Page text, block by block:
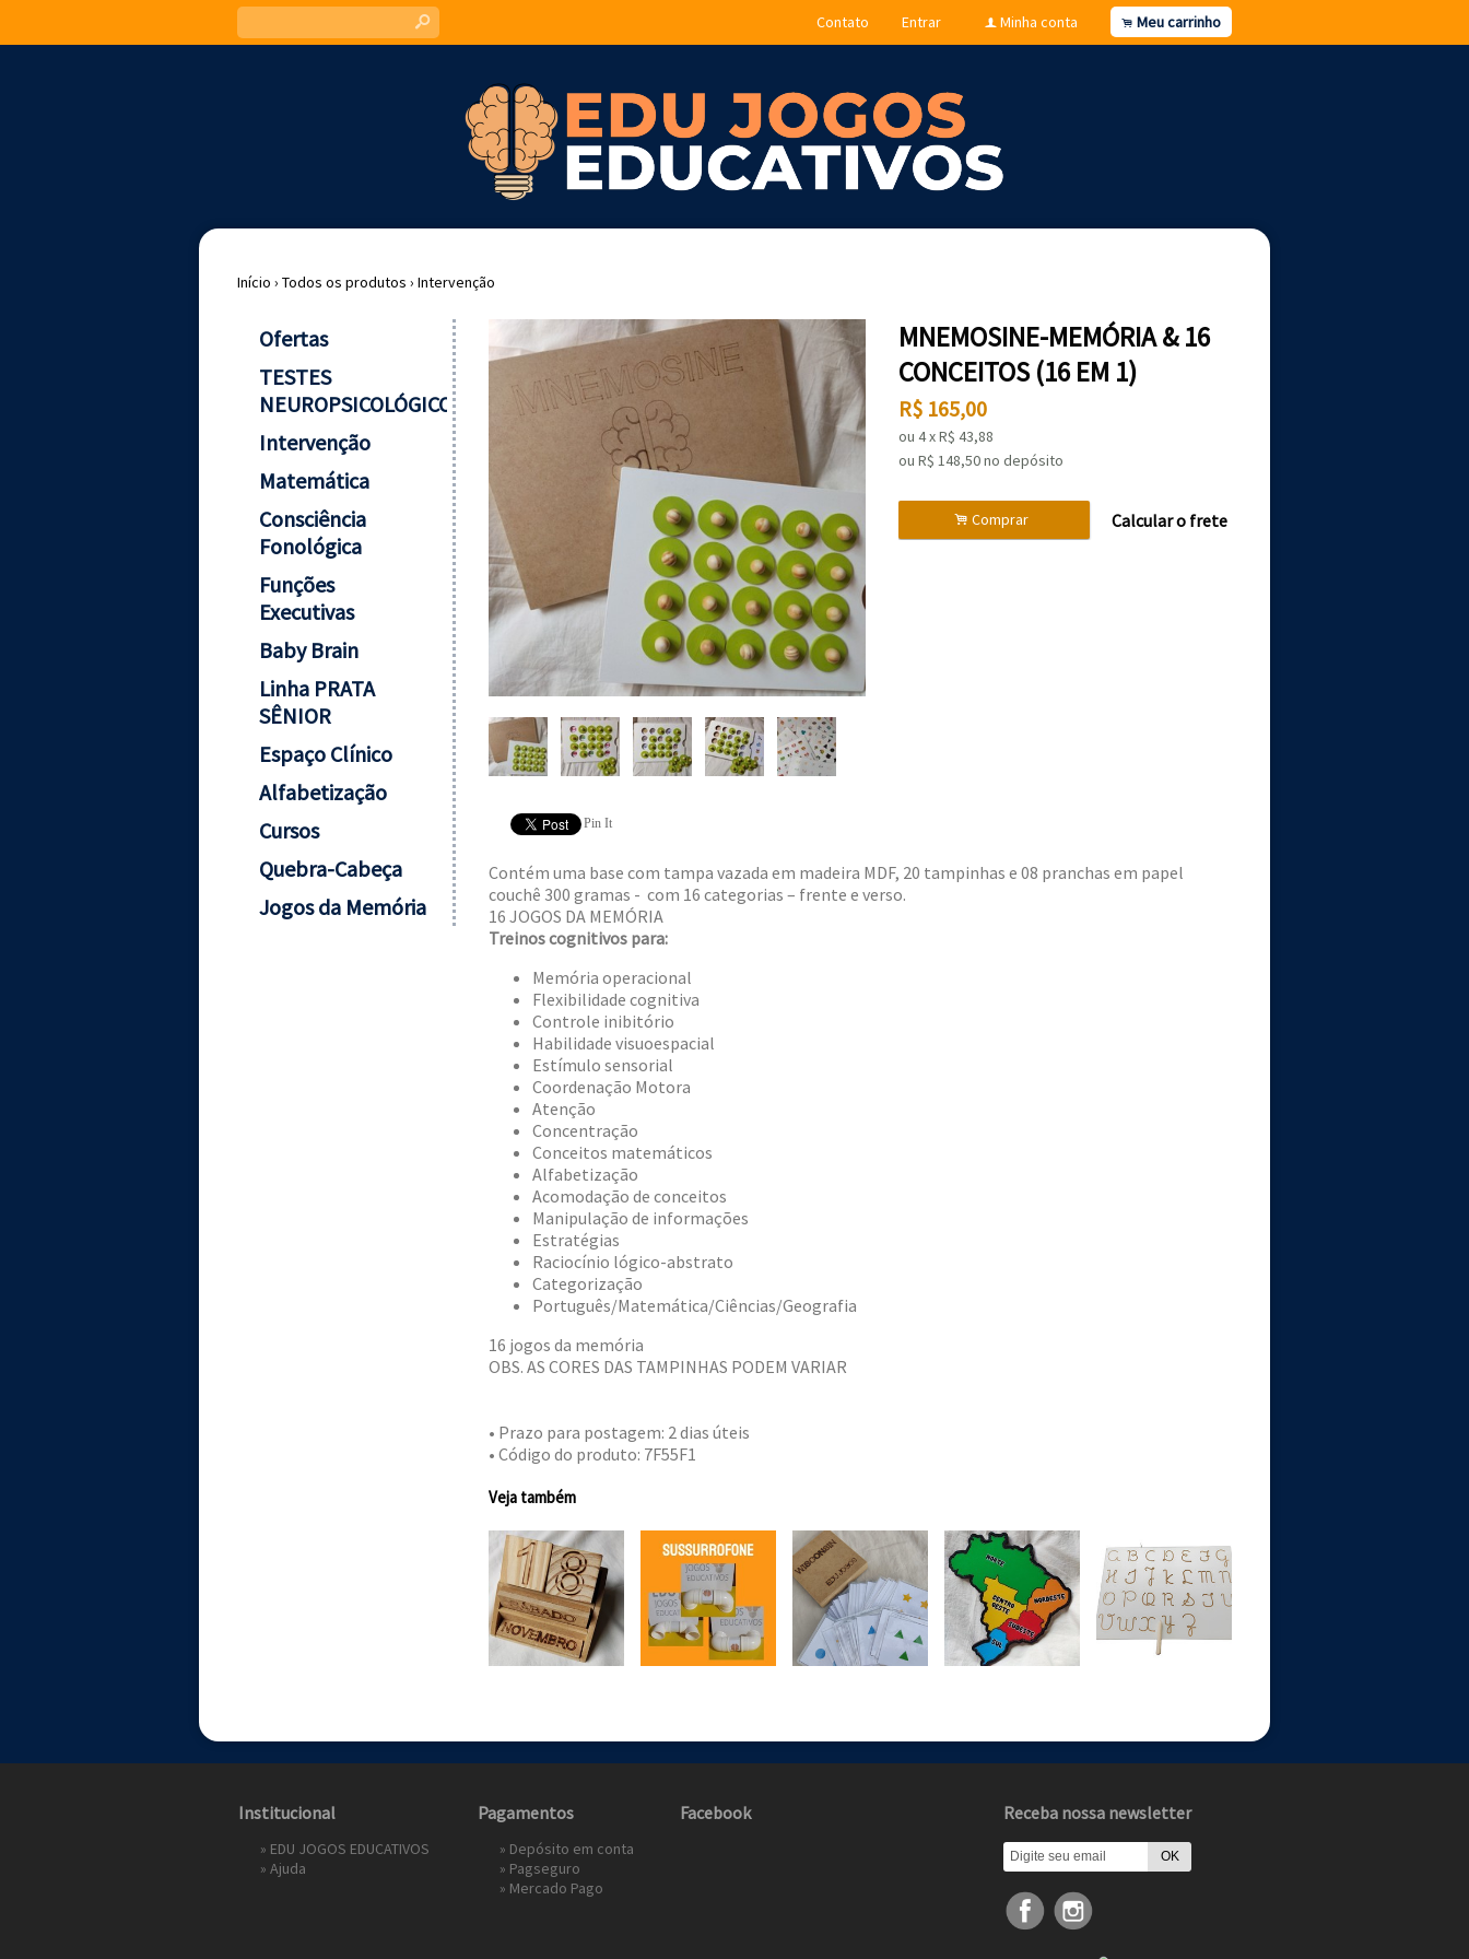
s Contato Entrar f Minha conta . Meu carrinho
Início › Todos os produtos › Intervenção
Ofertas
TESTES
NEUROPSICOLÓGICOS
Intervenção
Matemática
Consciência
Fonológica
Funções
Executivas
Baby Brain
Linha PRATA
SÊNIOR
Espaço Clínico
Alfabetização
Cursos
Quebra-Cabeça
Jogos da Memória
Pin It
MNEMOSINE-MEMÓRIA & 16
CONCEITOS (16 EM 1)
R$ 165,00
ou 4xR$ 43,88
ou R$ 148,50no depósito
. Comprar Calcular o frete
Contém uma base com tampa vazada em madeira MDF, 20 tampinhas e 08 pranchas em papel
couchê 300 gramas - com 16 categorias – frente e verso.
16 JOGOS DA MEMÓRIA
Treinos cognitivos para:
Memória operacional
Flexibilidade cognitiva
Controle inibitório
Habilidade visuoespacial
Estímulo sensorial
Coordenação Motora
Atenção
Concentração
Conceitos matemáticos
Alfabetização
Acomodação de conceitos
Manipulação de informações
Estratégias
Raciocínio lógico-abstrato
Categorização
Português/Matemática/Ciências/Geografia
16 jogos da memória
OBS. AS CORES DAS TAMPINHAS PODEM VARIAR
• Prazo para postagem: 2 dias úteis
• Código do produto: 7F55F1
Veja também
Institucional
» EDU JOGOS EDUCATIVOS
» Ajuda
Pagamentos
» Depósito em conta
» Pagseguro
» Mercado Pago
Facebook Receba nossa newsletter